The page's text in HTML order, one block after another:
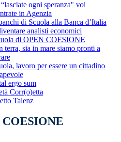
ogni speranza" voi
in Agenzia
di Scuola alla Banca d’Italia
analisti economici
di OPEN COESIONE
terra, sia in mare siamo pronti a
lavoro per essere un cittadino
ergo sum
Corr(o)etta
Talenz